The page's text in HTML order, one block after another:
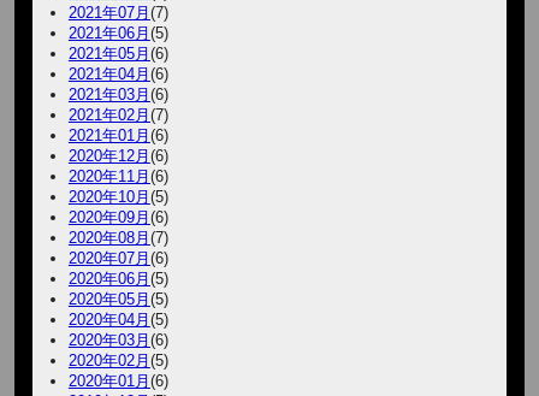
2021年07月(7)
2021年06月(5)
2021年05月(6)
2021年04月(6)
2021年03月(6)
2021年02月(7)
2021年01月(6)
2020年12月(6)
2020年11月(6)
2020年10月(5)
2020年09月(6)
2020年08月(7)
2020年07月(6)
2020年06月(5)
2020年05月(5)
2020年04月(5)
2020年03月(6)
2020年02月(5)
2020年01月(6)